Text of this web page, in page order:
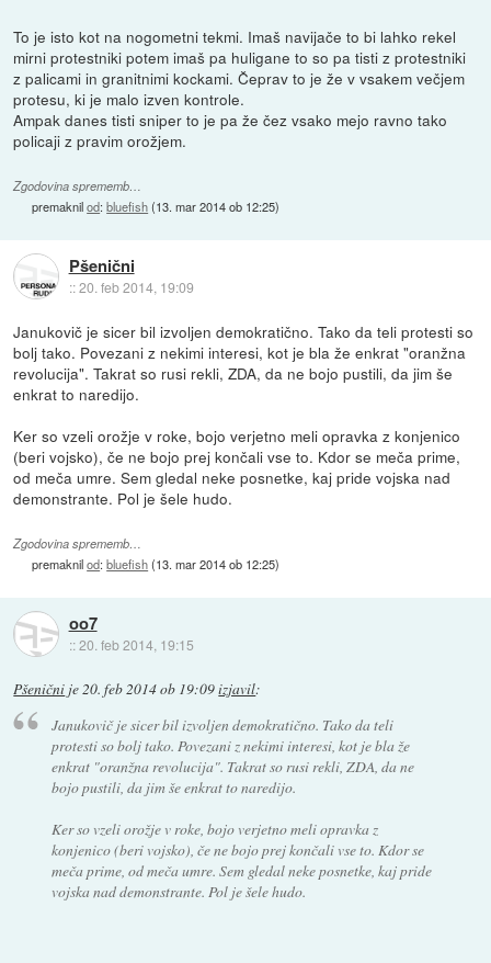
To je isto kot na nogometni tekmi. Imaš navijače to bi lahko rekel
mirni protestniki potem imaš pa huligane to so pa tisti z protestniki
z palicami in granitnimi kockami. Čeprav to je že v vsakem večjem
protesu, ki je malo izven kontrole.
Ampak danes tisti sniper to je pa že čez vsako mejo ravno tako
policaji z pravim orožjem.
Zgodovina sprememb…
premaknilod:bluefish(13. mar 2014 ob 12:25)
Pšenični
::20. feb 2014, 19:09
Janukovič je sicer bil izvoljen demokratično. Tako da teli protesti so
bolj tako. Povezani z nekimi interesi, kot je bla že enkrat "oranžna
revolucija". Takrat so rusi rekli, ZDA, da ne bojo pustili, da jim še
enkrat to naredijo.
Ker so vzeli orožje v roke, bojo verjetno meli opravka z konjenico
(beri vojsko), če ne bojo prej končali vse to. Kdor se meča prime,
od meča umre. Sem gledal neke posnetke, kaj pride vojska nad
demonstrante. Pol je šele hudo.
Zgodovina sprememb…
premaknilod:bluefish(13. mar 2014 ob 12:25)
oo7
::20. feb 2014, 19:15
Pšenični je20. feb 2014 ob 19:09izjavil:
Janukovič je sicer bil izvoljen demokratično. Tako da teli
protesti so bolj tako. Povezani z nekimi interesi, kot je bla že
enkrat "oranžna revolucija". Takrat so rusi rekli, ZDA, da ne
bojo pustili, da jim še enkrat to naredijo.
Ker so vzeli orožje v roke, bojo verjetno meli opravka z
konjenico (beri vojsko), če ne bojo prej končali vse to. Kdor se
meča prime, od meča umre. Sem gledal neke posnetke, kaj pride
vojska nad demonstrante. Pol je šele hudo.